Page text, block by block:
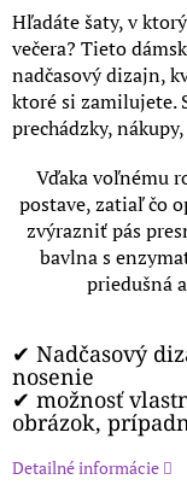
Hľadáte šaty, v
večera? Tieto
nadčasový dizajn,
ktoré si zamilujete.
prechádzky,
Vďaka voľnému
postave, zatiaľ čo
zvýrazniť pás
bavlna s
priedušná
✔ Nadčasový
nosenie
✔ možnosť
obrázok,
Detailné informácie